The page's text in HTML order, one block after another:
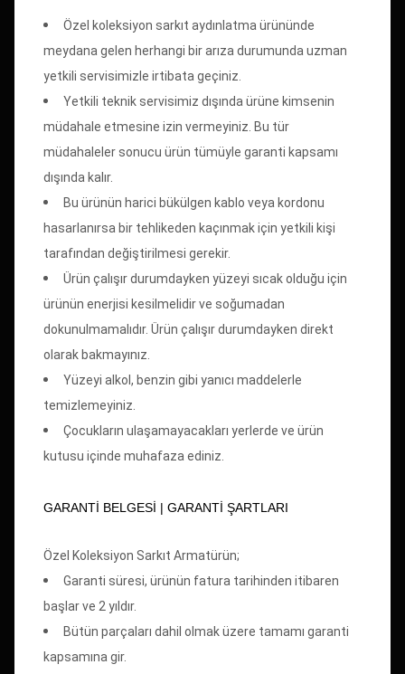
Özel koleksiyon sarkıt aydınlatma ürününde
meydana gelen herhangi bir arıza durumunda uzman
yetkili servisimizle irtibata geçiniz.
Yetkili teknik servisimiz dışında ürüne kimsenin
müdahale etmesine izin vermeyiniz. Bu tür
müdahaleler sonucu ürün tümüyle garanti kapsamı
dışında kalır.
Bu ürünün harici bükülgen kablo veya kordonu
hasarlanırsa bir tehlikeden kaçınmak için yetkili kişi
tarafından değiştirilmesi gerekir.
Ürün çalışır durumdayken yüzeyi sıcak olduğu için
ürünün enerjisi kesilmelidir ve soğumadan
dokunulmamalıdır. Ürün çalışır durumdayken direkt
olarak bakmayınız.
Yüzeyi alkol, benzin gibi yanıcı maddelerle
temizlemeyiniz.
Çocukların ulaşamayacakları yerlerde ve ürün
kutusu içinde muhafaza ediniz.
GARANTİ BELGESİ | GARANTİ ŞARTLARI
Özel Koleksiyon Sarkıt Armatürün;
Garanti süresi, ürünün fatura tarihinden itibaren
başlar ve 2 yıldır.
Bütün parçaları dahil olmak üzere tamamı garanti
kapsamına gir.